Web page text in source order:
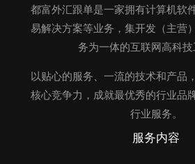
都富外汇跟单是一家拥有计算机软
易解决方案等业务，集开发（主营
务为一体的互联网高科技
以贴心的服务、一流的技术和产品
核心竞争力，成就最优秀的行业品
行业服务。
服务内容